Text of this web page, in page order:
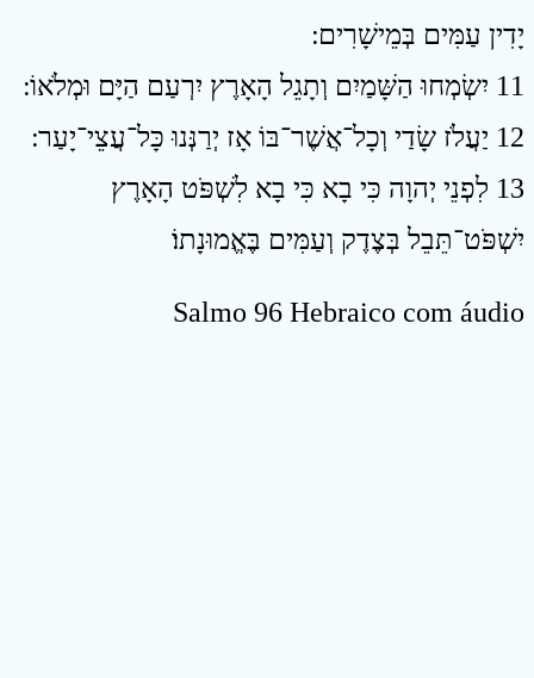
יָדִין עַמִּים בְּמֵישָׁרִים ׃
11 יִשְׂמְחוּ הַשָּׁמַיִם וְתָגֵל הָאָרֶץ יִרְעַם הַיָּם וּמְלֹאוֹ ׃
12 יַעֲלֹז שָׂדַי וְכָל־אֲשֶׁר־בּוֹ אָז יְרַנְּנוּ כָּל־עֲצֵי־יָעַר ׃
13 לִפְנֵי יְהוָה כִּי בָא כִּי בָא לִשְׁפֹּט הָאָרֶץ
יִשְׁפֹּט־תֵּבֵל בְּצֶדֶק וְעַמִּים בֶּאֱמוּנָתוֹ׃
Salmo 96 Hebraico com áudio